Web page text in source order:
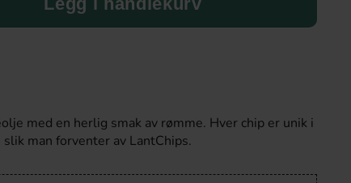
Köp
med en herlig smak av rømme. Hver chip er unik i
man forventer av LantChips.